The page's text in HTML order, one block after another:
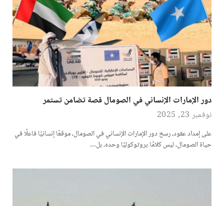
دور الإمارات الإنساني في الصومال قصة تضامن تستمر
نوفمبر 23, 2025
على إمداد عقود، رسخ دور الإمارات الإنساني في الصومال، موقعًا إنسانيًا فاعلًا في
حياة الصومال، ليس كلامًا بروتوكوليًا وحده، بل…